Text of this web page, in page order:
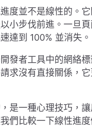
度並不是線性的。
小步伐前進。一旦
達到 100% 並消失。
發者工具中的網絡
求沒有直接關係，
是一種心理技巧，
們比較一下線性進